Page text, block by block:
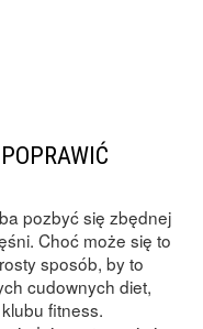
pozbyć się zbędnej
Choć może się to
sposób, by to
cudownych diet,
fitness.